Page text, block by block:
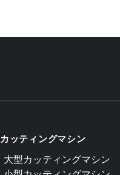
カッティングマシン
大型カッティングマシン